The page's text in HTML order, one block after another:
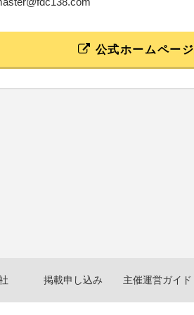
公式ホームページ
掲載申し込み 主催運営ガイド